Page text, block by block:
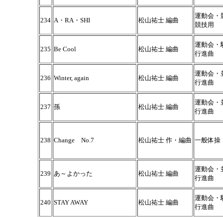
234 A・RA・SHI 松山祐士 編曲
運動会・
競技用
235 Be Cool 松山祐士 編曲
運動会・
行進曲
236 Winter, again 松山祐士 編曲
運動会・
行進曲
237 孫 松山祐士 編曲
運動会・
行進曲
238 Change No.7 松山祐士 作・編曲 一般体操
239 あ～よかった 松山祐士 編曲
運動会・
行進曲
240 STAY AWAY 松山祐士 編曲
運動会・
行進曲